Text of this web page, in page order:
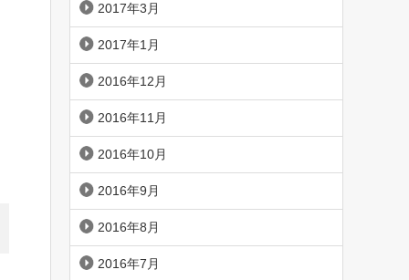
2017年3月
2017年1月
2016年12月
2016年11月
2016年10月
2016年9月
2016年8月
2016年7月